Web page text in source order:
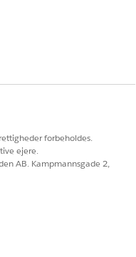
forbeholdes.
ejere.
AB. Kampmannsgade 2,